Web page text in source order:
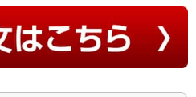
楽しみになりました